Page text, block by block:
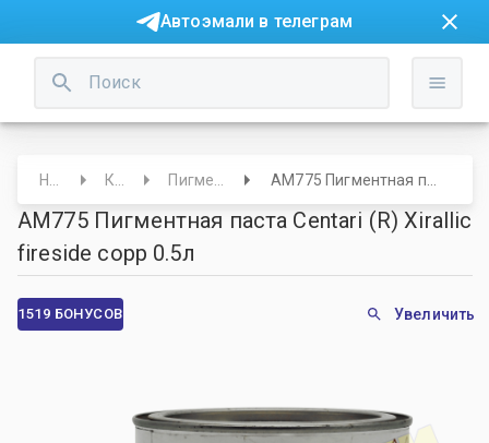
Автоэмали в телеграм
AM775 Пигментная паста Centari (R) Xirallic
fireside copp 0.5л
1519 БОНУСОВ Увеличить